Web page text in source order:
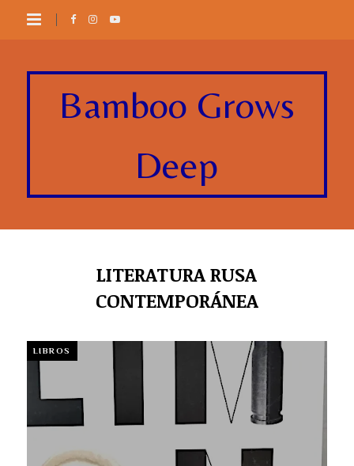
Bamboo Grows
Deep
LITERATURA RUSA
CONTEMPORÁNEA
LIBROS